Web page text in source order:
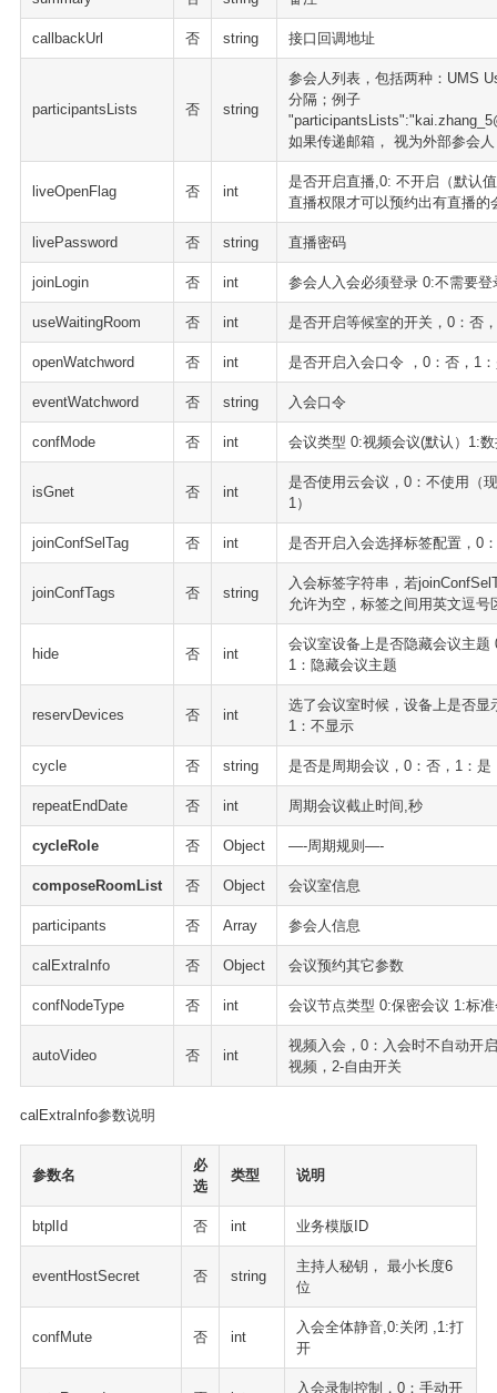
callbackUrl 否 string 接口回调地址
participantsLists 否 string
参会人列表，包括两种：UMS
分隔；例子
如果传递邮箱， 视为外部参会人
liveOpenFlag 否 int
是否开启直播,0: 不开启（默认
直播权限才可以预约出有直播的
livePassword 否 string 直播密码
joinLogin 否 int 参会人入会必须登录 0:不需要
useWaitingRoom 否 int 是否开启等候室的开关，0：否
openWatchword 否 int 是否开启入会口令 ，0：否，1
eventWatchword 否 string 入会口令
confMode 否 int 会议类型 0:视频会议(默认）1:
isGnet 否 int
是否使用云会议，0：不使用（
1）
joinConfSelTag 否 int 是否开启入会选择标签配置，0
joinConfTags 否 string
入会标签字符串，若
允许为空，标签之间用英文逗号
hide 否 int
会议室设备上是否隐藏会议主题
1：隐藏会议主题
reservDevices 否 int
选了会议室时候，设备上是否显
1：不显示
cycle 否 string 是否是周期会议，0：否，1：是
repeatEndDate 否 int 周期会议截止时间,秒
cycleRole 否 Object —-周期规则—-
composeRoomList 否 Object 会议室信息
participants 否 Array 参会人信息
calExtraInfo 否 Object 会议预约其它参数
confNodeType 否 int 会议节点类型 0:保密会议 1:标
autoVideo 否 int
视频入会，0：入会时不自动开
视频，2-自由开关
calExtraInfo参数说明
参数名
必
选
类型 说明
btplId 否 int 业务模版ID
eventHostSecret 否 string
主持人秘钥， 最小长度6
位
confMute 否 int
入会全体静音,0:关闭 ,1:打
开
入会录制控制，0：手动开